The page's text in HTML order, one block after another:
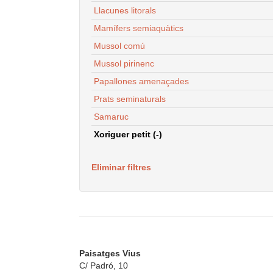
Llacunes litorals
Mamífers semiaquàtics
Mussol comú
Mussol pirinenc
Papallones amenaçades
Prats seminaturals
Samaruc
Xoriguer petit (-)
Eliminar filtres
Paisatges Vius
C/ Padró, 10